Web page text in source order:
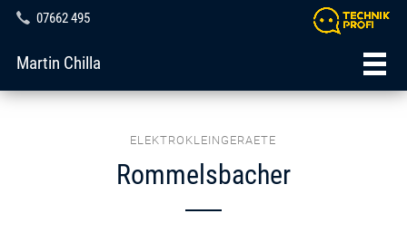
07662 495
Martin Chilla
ELEKTROKLEINGERAETE
Rommelsbacher